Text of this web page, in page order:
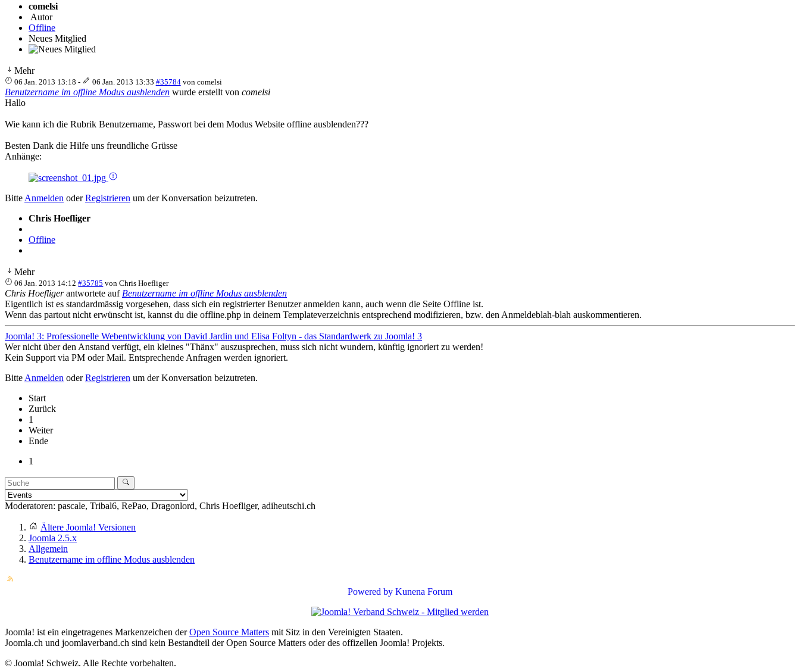
comelsi
Autor
Offline
Neues Mitglied
Mehr
06 Jan. 2013 13:18 - 06 Jan. 2013 13:33 #35784 von comelsi
Benutzername im offline Modus ausblenden wurde erstellt von comelsi
Hallo
Wie kann ich die Rubrik Benutzername, Passwort bei dem Modus Website offline ausblenden???
Besten Dank die Hilfe uns freundliche Grüsse
Anhänge:
Bitte Anmelden oderRegistrieren um der Konversation beizutreten.
Chris Hoefliger
Offline
Mehr
06 Jan. 2013 14:12 #35785 vonChris Hoefliger
Chris Hoefligerantwortete auf Benutzername im offline Modus ausblenden
Eigentlich ist es standardmässig vorgesehen, dass sich ein registrierter Benutzer anmelden kann, auch wenn die Seite Offline ist.
Wenn das partout nicht erwünscht ist, kannst du die offline.php in deinem Templateverzeichnis entsprechend modifizieren, bzw. den Anmeldeblah-blah auskommentieren.
Joomla! 3: Professionelle Webentwicklung von David Jardin und Elisa Foltyn - das Standardwerk zu Joomla! 3
Wer nicht über den Anstand verfügt, ein kleines "Thänx" auszusprechen, muss sich nicht wundern, künftig ignoriert zu werden!
Kein Support via PM oder Mail. Entsprechende Anfragen werden ignoriert.
Bitte Anmelden oderRegistrieren um der Konversation beizutreten.
Start
Zurück
1
Weiter
Ende
1
Moderatoren: pascale, Tribal6, RePao, Dragonlord, Chris Hoefliger, adiheutschi.ch
Ältere Joomla! Versionen
Joomla 2.5.x
Allgemein
Benutzername im offline Modus ausblenden
Powered by Kunena Forum
Joomla! ist ein eingetragenes Markenzeichen derOpen Source Matters mit Sitz in den Vereinigten Staaten.
Joomla.ch und joomlaverband.ch sind kein Bestandteil der Open Source Matters oder des offizellen Joomla! Projekts.
© Joomla! Schweiz. Alle Rechte vorbehalten.